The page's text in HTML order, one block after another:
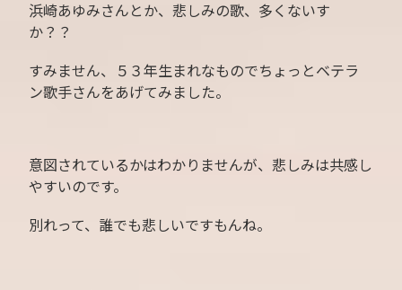
浜崎あゆみさんとか、悲しみの歌、多くないす
か？？
すみません、５３年生まれなものでちょっとベテラ
ン歌手さんをあげてみました。
意図されているかはわかりませんが、悲しみは共感し
やすいのです。
別れって、誰でも悲しいですもんね。